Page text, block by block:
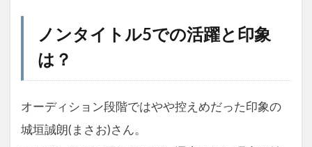
ノンタイトル5での活躍と印象
は？
オーディション段階ではやや控えめだった印象の
城垣誠朗(まさお)さん。